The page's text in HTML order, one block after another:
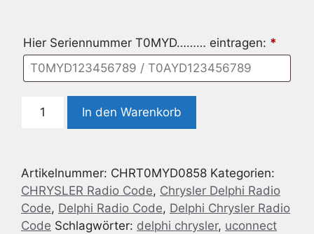
Hier Seriennummer T0MYD……… eintragen: *
Chrysler
UAG
-
VP2_7
WD
In den Warenkorb
Artikelnummer: CHRT0MYD0858 Kategorien:
CHRYSLER Radio Code, Chrysler Delphi Radio
Code, Delphi Radio Code, Delphi Chrysler Radio
Code Schlagwörter: delphi chrysler, uconnect